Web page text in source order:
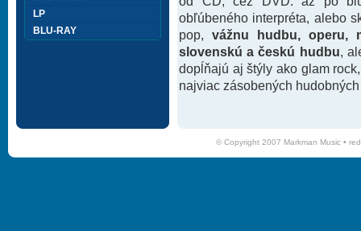
obľúbeného interpréta, alebo
pop, vážnu hudbu, operu,
slovenskú a českú hudbu ,
dopĺňajú aj štýly ako glam
najviac zásobených
LP
BLU-RAY
© Copyright 2007 Markman Music •